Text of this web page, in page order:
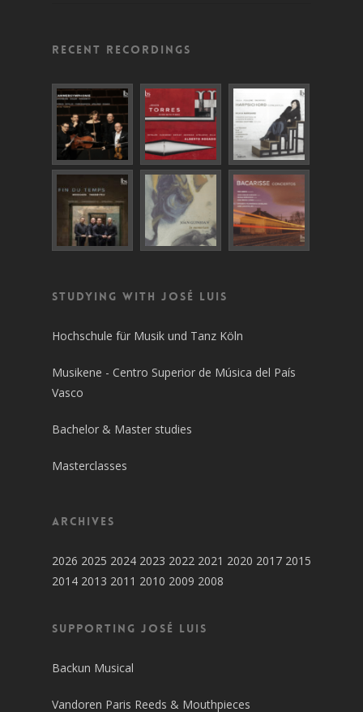
Recent recordings
Studying with José Luis
Hochschule für Musik und Tanz Köln
Musikene - Centro Superior de Música del País
Vasco
Bachelor & Master studies
Masterclasses
Archives
2026 2025 2024 2023 2022 2021 2020 2017 2015
2014 2013 2011 2010 2009 2008
SUPPORTING JOSÉ LUIS
Backun Musical
Vandoren Paris Reeds & Mouthpieces